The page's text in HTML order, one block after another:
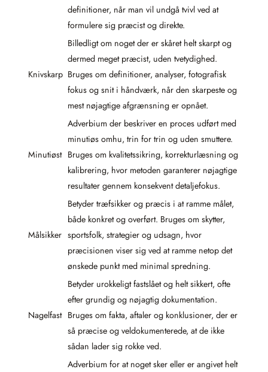
definitioner, når man vil undgå tvivl ved at
formulere sig præcist og direkte.
Knivskarp
Billedligt om noget der er skåret helt skarpt og
dermed meget præcist, uden tvetydighed.
Bruges om definitioner, analyser, fotografisk
fokus og snit i håndværk, når den skarpeste og
mest nøjagtige afgrænsning er opnået.
Minutiøst
Adverbium der beskriver en proces udført med
minutiøs omhu, trin for trin og uden smuttere.
Bruges om kvalitetssikring, korrekturlæsning og
kalibrering, hvor metoden garanterer nøjagtige
resultater gennem konsekvent detaljefokus.
Målsikker
Betyder træfsikker og præcis i at ramme målet,
både konkret og overført. Bruges om skytter,
sportsfolk, strategier og udsagn, hvor
præcisionen viser sig ved at ramme netop det
ønskede punkt med minimal spredning.
Nagelfast
Betyder urokkeligt fastslået og helt sikkert, ofte
efter grundig og nøjagtig dokumentation.
Bruges om fakta, aftaler og konklusioner, der er
så præcise og veldokumenterede, at de ikke
sådan lader sig rokke ved.
Adverbium for at noget sker eller er angivet helt